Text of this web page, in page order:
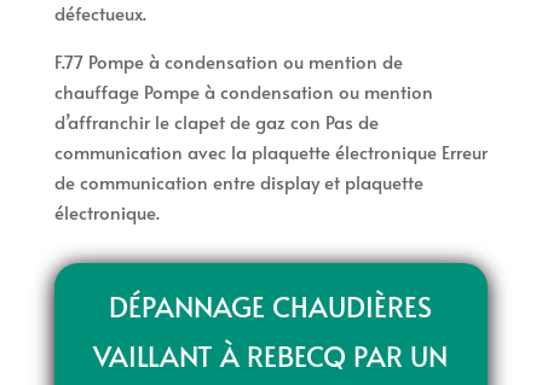
défectueux.
F.77 Pompe à condensation ou mention de
chauffage Pompe à condensation ou mention
d’affranchir le clapet de gaz con Pas de
communication avec la plaquette électronique Erreur
de communication entre display et plaquette
électronique.
DÉPANNAGE CHAUDIÈRES
VAILLANT À REBECQ PAR UN